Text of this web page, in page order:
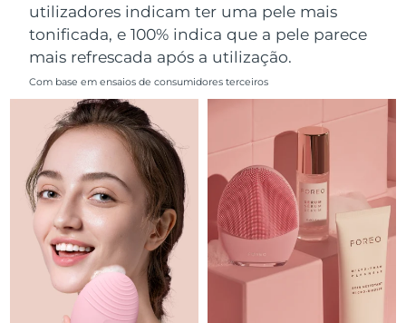
utilizadores indicam ter uma pele mais
tonificada, e 100% indica que a pele parece
mais refrescada após a utilização.
Com base em ensaios de consumidores terceiros
Polônia Entrega prevista8/11/26
Portugal Entrega prevista
Porto Rico Entrega prevista8/12/26
Catar Entrega prevista
Reunião Entrega prevista
Romênia Entrega prevista8/10/26
Rússia Entrega prevista 8/18/26
Arábia Saudita